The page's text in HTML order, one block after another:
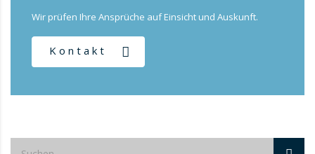
Wir prüfen Ihre Ansprüche auf Einsicht und Auskunft.
Kontakt